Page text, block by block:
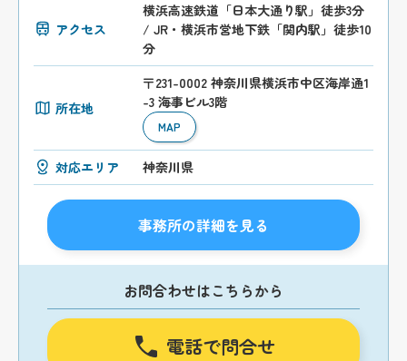
アクセス
横浜高速鉄道「日本大通り駅」徒歩3分
/ JR・横浜市営地下鉄「関内駅」徒歩10
分
所在地
〒231-0002 神奈川県横浜市中区海岸通1
-3 海事ビル3階
MAP
対応エリア 神奈川県
事務所の詳細を見る
お問合わせはこちらから
電話で問合せ